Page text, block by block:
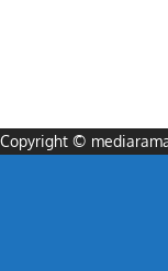
Copyright ©